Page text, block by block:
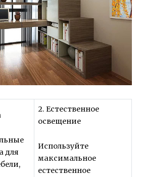
для
2. Естественное
освещение
Используйте
максимальное
естественное